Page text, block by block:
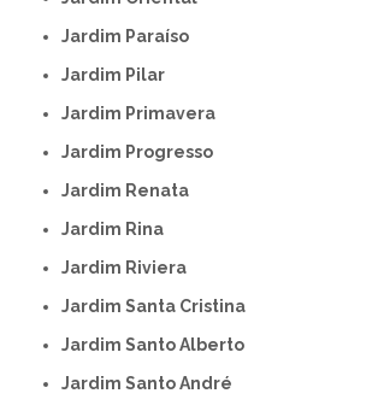
Jardim Paraíso
Jardim Pilar
Jardim Primavera
Jardim Progresso
Jardim Renata
Jardim Rina
Jardim Riviera
Jardim Santa Cristina
Jardim Santo Alberto
Jardim Santo André